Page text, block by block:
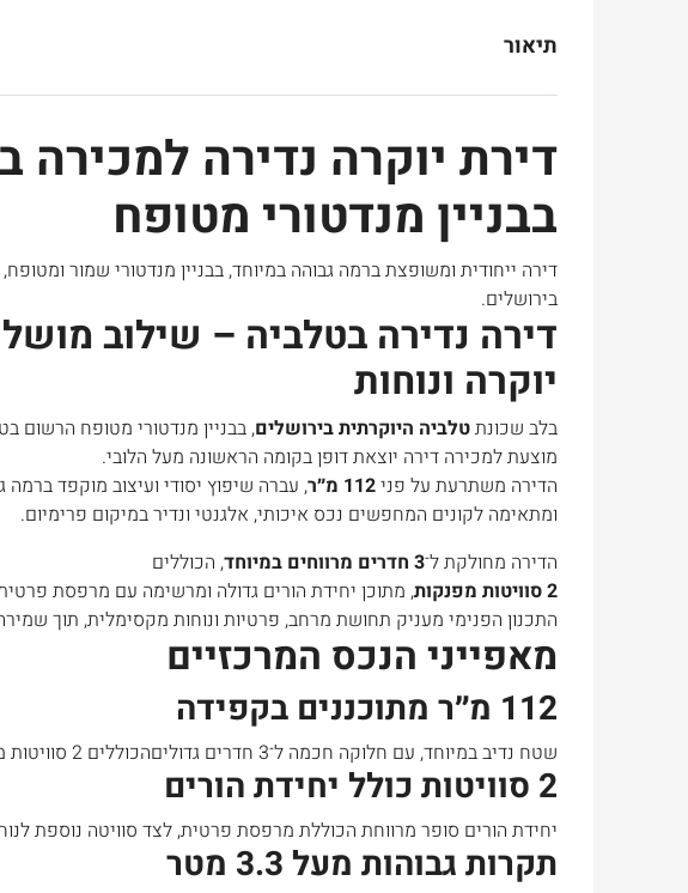
תיאור
בבניין מנדטורי מטופח
דירה ייחודית ומשופצת ברמה גבוהה במיוחד, בבניין מנדטורי שמור
בירושלים.
דירה נדירה בטלביה – שילוב
יוקרה ונוחות
בלב שכונתטלביה היוקרתית בירושלים, בבניין מנדטורי מטופח הרשום
מוצעת למכירה דירה יוצאת דופן בקומה הראשונה מעל הלובי.
הדירה משתרעת על פני112 מ״ר
, עברה שיפוץ יסודי ועיצוב מוקפד ברמה
ומתאימה לקונים המחפשים נכס איכותי, אלגנטי ונדיר במיקום פרימיום.
הדירה מחולקת ל־3 חדרים מרווחים במיוחד
, הכוללים
2 סוויטות מפנקות
, מתוכן יחידת הורים גדולה ומרשימה עם מרפסת
התכנון הפנימי מעניק תחושת מרחב, פרטיות ונוחות מקסימלית, תוך שמירה
מאפייני הנכס המרכזיים
112 מ״ר מתוכננים בקפידה
שטח נדיב במיוחד, עם חלוקה חכמה ל־3 חדרים גדוליםהכוללים 2 סוויטות מרווחות.
2 סוויטות כולל יחידת הורים
יחידת הורים סופר מרווחת הכוללת מרפסת פרטית, לצד סוויטה נוספת
תקרות גבוהות מעל 3.3 מטר